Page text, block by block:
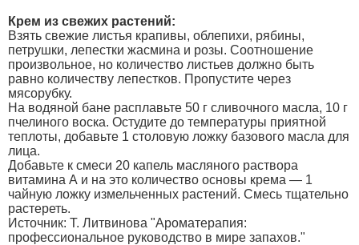
Крем из свежих растений:
Взять свежие листья крапивы, облепихи, рябины,
петрушки, лепестки жасмина и розы. Соотношение
произвольное, но количество листьев должно быть
равно количеству лепестков. Пропустите через
мясорубку.
На водяной бане расплавьте 50 г сливочного масла, 10 г
пчелиного воска. Остудите до температуры приятной
теплоты, добавьте 1 столовую ложку базового масла для
лица.
Добавьте к смеси 20 капель масляного раствора
витамина А и на это количество основы крема — 1
чайную ложку измельченных растений. Смесь тщательно
растереть.
Источник: Т. Литвинова "Ароматерапия:
профессиональное руководство в мире запахов."